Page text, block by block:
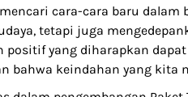
cara-cara baru
tetapi juga
positif yang diharapkan
bahwa keindahan yang